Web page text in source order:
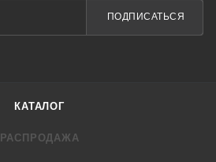
ПОДПИСАТЬСЯ
КАТАЛОГ
РАСПРОДАЖА